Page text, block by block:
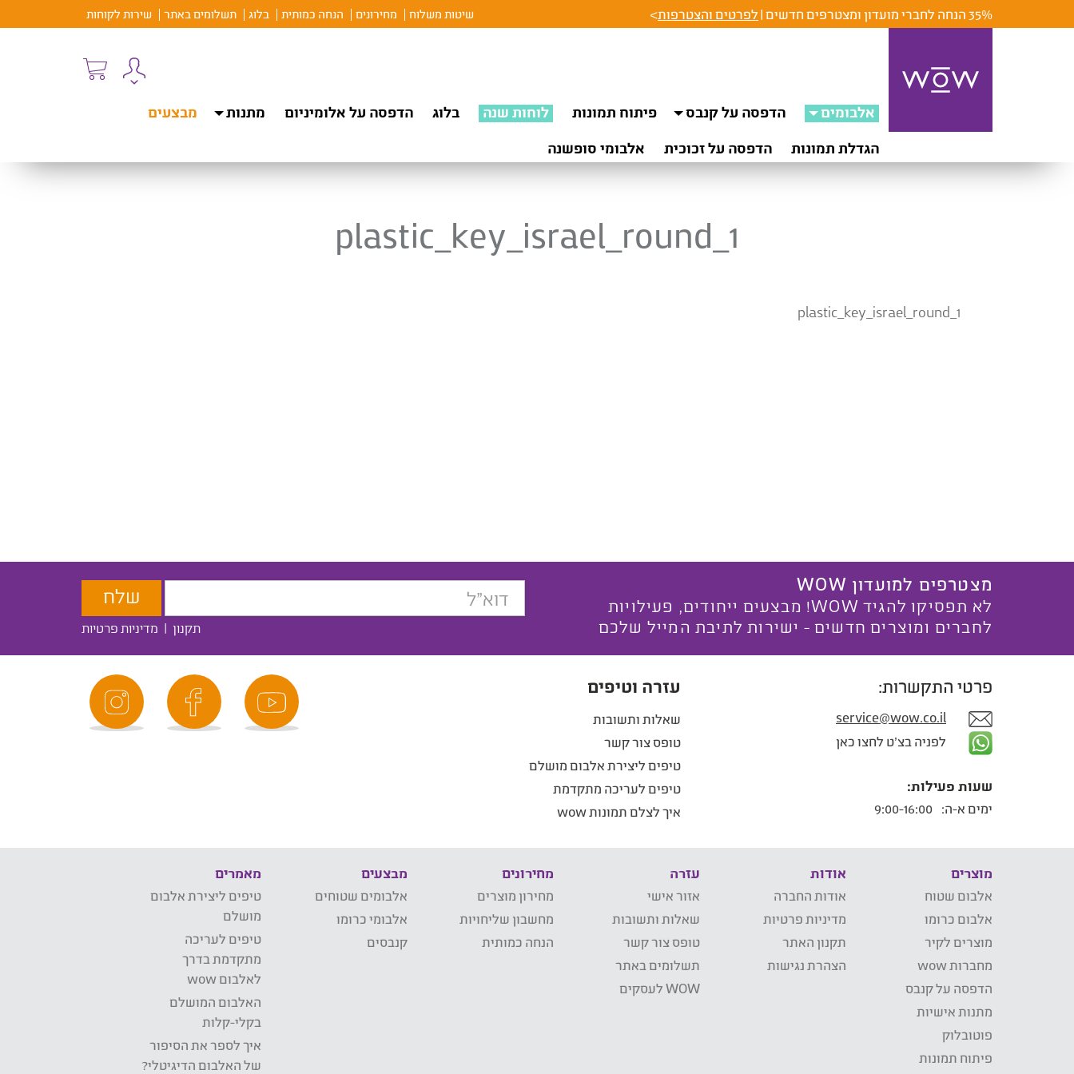
35% הנחה לחברי מועדון ומצטרפים חדשים | לפרטים והצטרפות> שיטות משלוח מחירונים הנחה כמותית בלוג תשלומים באתר שירות לקוחות
אלבומים הדפסה על קנבס פיתוח תמונות לוחות שנה בלוג הדפסה על אלומיניום מתנות
מבצעים
הגדלת תמונות
הדפסה על זכוכית אלבומי סופשנה
plastic_key_israel_round_1
plastic_key_israel_round_1
מצטרפים למועדון WOW
לא תפסיקו להגיד WOW! מבצעים ייחודים, פעילויות
לחברים ומוצרים חדשים - ישירות לתיבת המייל שלכם
תקנון | מדיניות פרטיות
פרטי התקשרות:
service@wow.co.il
לפניה בצ'ט לחצו כאן
שעות פעילות:
ימים א-ה:
עזרה וטיפים
שאלות ותשובות
טופס צור קשר
טיפים ליצירת אלבום מושלם
טיפים לעריכה מתקדמת
איך לצלם תמונות wow
מוצרים
אלבום שטוח
אלבום כרומו
מוצרים לקיר
מחברות wow
הדפסה על קנבס
מתנות אישיות
פוטובלוק
פיתוח תמונות
אודות
אודות החברה
מדיניות פרטיות
תקנון האתר
הצהרת נגישות
עזרה
אזור אישי
שאלות ותשובות
טופס צור קשר
תשלומים באתר
WOW לעסקים
מחירונים
מחירון מוצרים
מחשבון שליחויות
הנחה כמותית
מבצעים
אלבומים שטוחים
אלבומי כרומו
קנבסים
מאמרים
טיפים ליצירת אלבום
מושלם
טיפים לעריכה
מתקדמת בדרך
לאלבום wow
האלבום המושלם
בקלי-קלות
איך לספר את הסיפור
של האלבום הדיגיטלי?